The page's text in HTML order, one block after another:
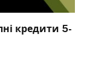
кредити 5-